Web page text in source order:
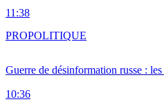
11:38
Guerre de désinformation russe :
10:36
PROPOLITIQUE